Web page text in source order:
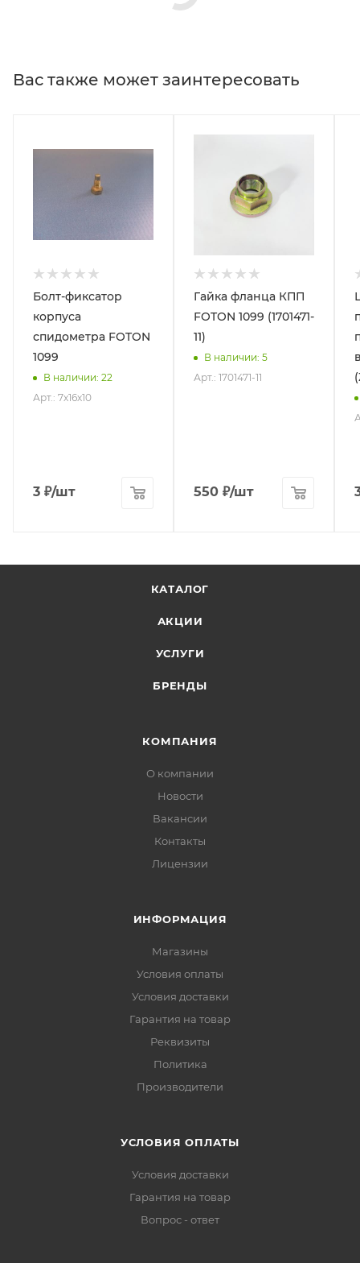
Вас также может заинтересовать
Болт-фиксатор
корпуса
спидометра FOTON
1099
В наличии: 22
Арт.: 7х16х10
3 ₽/шт
Гайка фланца КПП
FOTON 1099 (1701471-
11)
В наличии: 5
Арт.: 1701471-11
550 ₽/шт
КАТАЛОГ
АКЦИИ
УСЛУГИ
БРЕНДЫ
КОМПАНИЯ
О компании
Новости
Вакансии
Контакты
Лицензии
ИНФОРМАЦИЯ
Магазины
Условия оплаты
Условия доставки
Гарантия на товар
Реквизиты
Политика
Производители
УСЛОВИЯ ОПЛАТЫ
Условия доставки
Гарантия на товар
Вопрос - ответ